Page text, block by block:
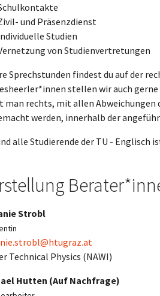
und Präsenzdienst
Studien
von Studienvertretungen
Sprechstunden findest du auf der
stellen wir auch
man rechts, mit allen Abweichungen
werden, innerhalb der
alle Studierende der TU - Englisch
Strobl
Technical Physics (NAWI)
Hutten (Auf Nachfrage)